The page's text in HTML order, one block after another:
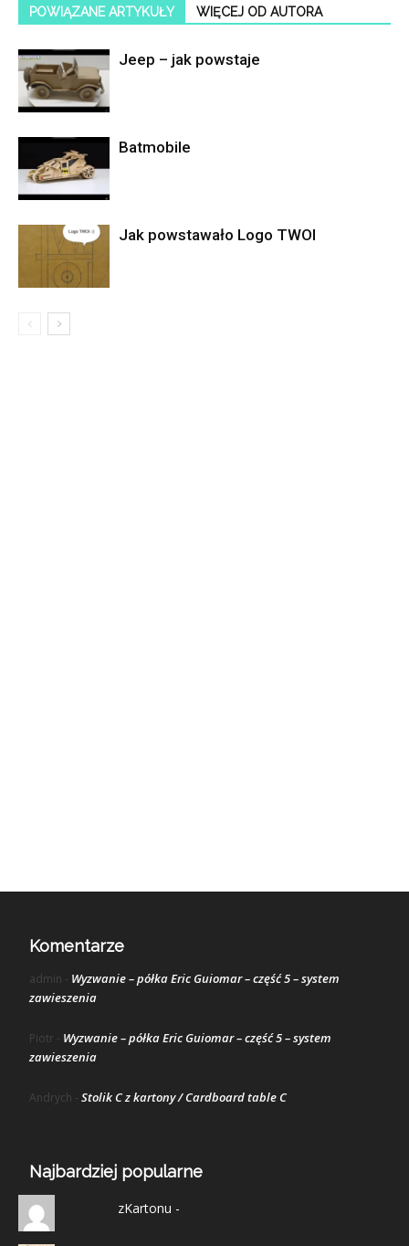
POWIĄZANE ARTYKUŁY WIĘCEJ OD AUTORA
Jeep – jak powstaje
Batmobile
Jak powstawało Logo TWOI
Komentarze
admin - Wyzwanie – półka Eric Guiomar – część 5 – system
zawieszenia
Piotr - Wyzwanie – półka Eric Guiomar – część 5 – system
zawieszenia
Andrych - Stolik C z kartony / Cardboard table C
Najbardziej popularne
zKartonu -